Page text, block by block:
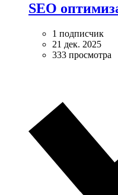
SEO
1 подписчик
21 дек. 2025
333 просмотра